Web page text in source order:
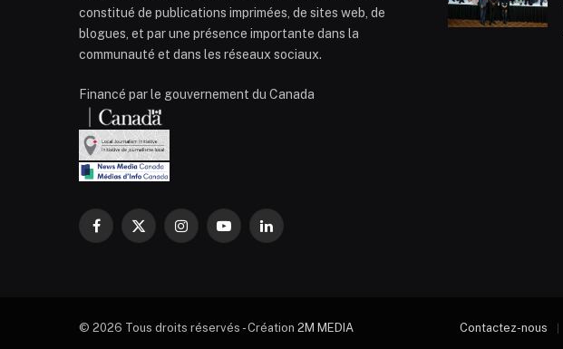
constitué de publications imprimées, de sites web, de
blogues, et par une présence importante dans la
communauté et dans les réseaux sociaux.
Financé par le gouvernement du Canada
Facebook
X
InstagramYouTubeLinkedIn
© 2026 Tous droits réservés - Création 2M MEDIA Contactez-nous